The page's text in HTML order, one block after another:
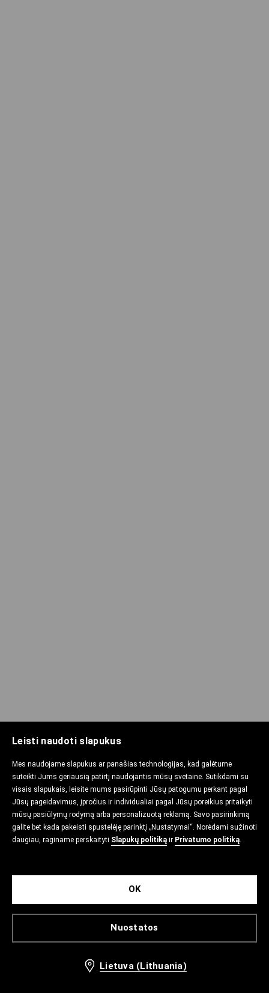
Leisti naudoti slapukus
Mes naudojame slapukus ar panašias technologijas, kad galėtume
suteikti Jums geriausią patirtį naudojantis mūsų svetaine. Sutikdami su
visais slapukais, leisite mums pasirūpinti Jūsų patogumu perkant pagal
Jūsų pageidavimus, įpročius ir individualiai pagal Jūsų poreikius pritaikyti
mūsų pasiūlymų rodymą arba personalizuotą reklamą. Savo pasirinkimą
galite bet kada pakeisti spustelėję parinktį „Nustatymai“. Norėdami sužinoti
daugiau, raginame perskaityti Slapukų politiką ir Privatumo politiką.
Nuostatos
OK
Lietuva (Lithuania)